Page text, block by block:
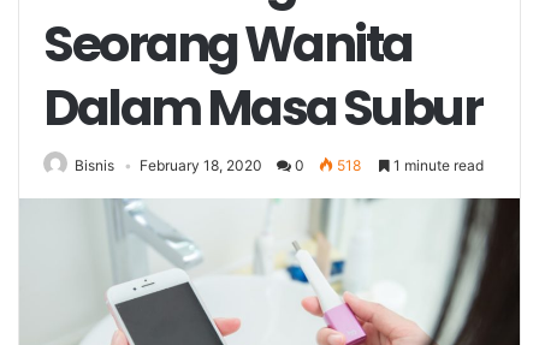
Seorang Wanita
Dalam Masa Subur
Bisnis February 18, 2020 0 518 1 minute read